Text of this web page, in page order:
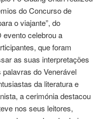
do Concurso de
o viajante”, do
evento celebrou a
que foram
as suas interpretações
do Venerável
da literatura e
a cerimónia destacou
nos seus leitores,